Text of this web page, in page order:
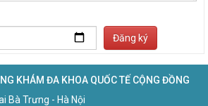
Đăng ký
KHÁM ĐA KHOA QUỐC TẾ CỘNG ĐỒNG
Bà Trưng - Hà Nội